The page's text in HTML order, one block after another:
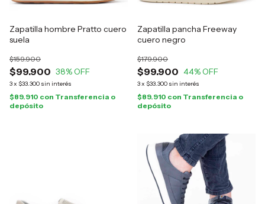
Zapatilla hombre Pratto cuero
suela
$99.900
$159.900
38% OFF
3x $33.300 sin interés
$89.910 con Transferencia o
depósito
Zapatilla pancha Freeway
cuero negro
$99.900
$179.900
44% OFF
3x $33.300 sin interés
$89.910 con Transferencia o
depósito